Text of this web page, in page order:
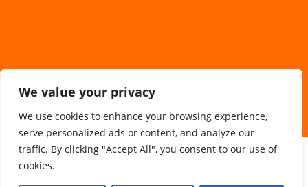
We value your privacy
We use cookies to enhance your browsing experience,
serve personalized ads or content, and analyze our
traffic. By clicking "Accept All", you consent to our use of
cookies.
Sponsorzy/Współpraca